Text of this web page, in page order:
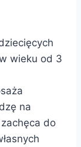
wieku od 3
na
do